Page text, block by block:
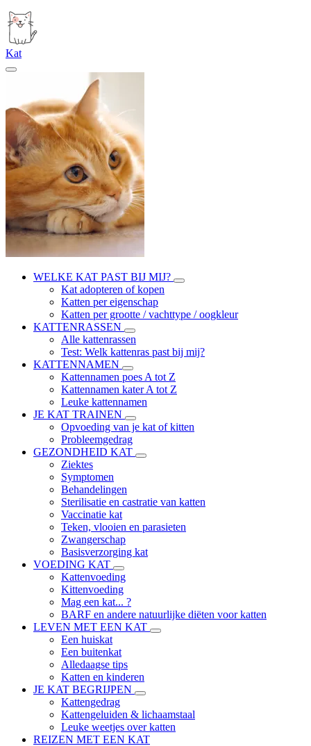
Kat
WELKE KAT PAST BIJ MIJ?
Kat adopteren of kopen
Katten per eigenschap
Katten per grootte / vachttype / oogkleur
KATTENRASSEN
Alle kattenrassen
Test: Welk kattenras past bij mij?
KATTENNAMEN
Kattennamen poes A tot Z
Kattennamen kater A tot Z
Leuke kattennamen
JE KAT TRAINEN
Opvoeding van je kat of kitten
Probleemgedrag
GEZONDHEID KAT
Ziektes
Symptomen
Behandelingen
Sterilisatie en castratie van katten
Vaccinatie kat
Teken, vlooien en parasieten
Zwangerschap
Basisverzorging kat
VOEDING KAT
Kattenvoeding
Kittenvoeding
Mag een kat... ?
BARF en andere natuurlijke diëten voor katten
LEVEN MET EEN KAT
Een huiskat
Een buitenkat
Alledaagse tips
Katten en kinderen
JE KAT BEGRIJPEN
Kattengedrag
Kattengeluiden & lichaamstaal
Leuke weetjes over katten
REIZEN MET EEN KAT